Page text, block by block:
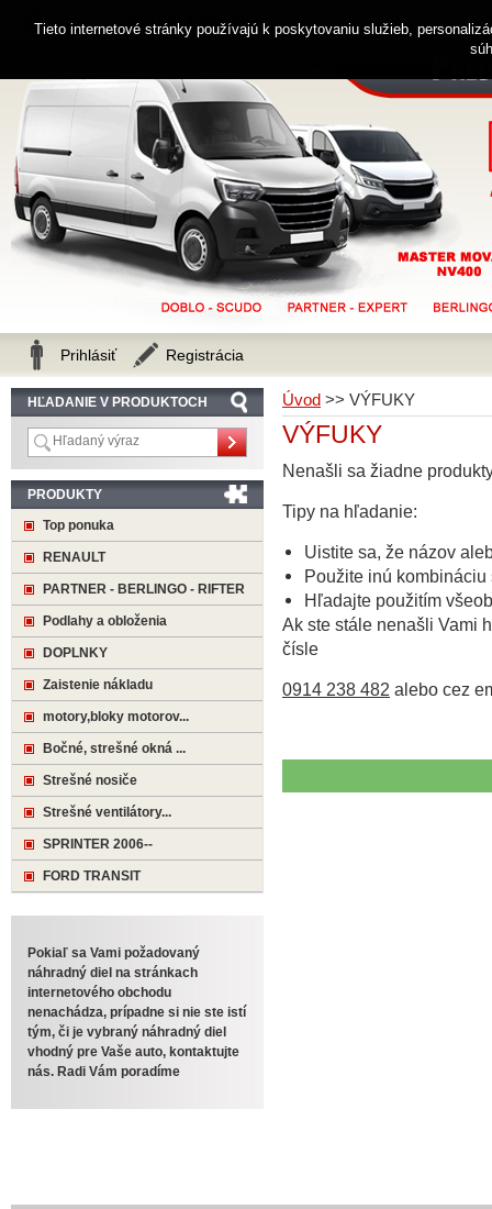
Úvod >> VÝFUKY
VÝFUKY
Nenašli sa žiadne
Tipy na hľadanie:
Uistite sa, že názov
Použite inú
Hľadajte použitím
Ak ste stále nenašli Vami
čísle
0914 238 482 alebo cez
HĽADANIE V PRODUKTOCH
PRODUKTY
Top ponuka
RENAULT
PARTNER - BERLINGO - RIFTER
Podlahy a obloženia
DOPLNKY
Zaistenie nákladu
motory,bloky motorov...
Bočné, strešné okná ...
Strešné nosiče
Strešné ventilátory...
SPRINTER 2006--
FORD TRANSIT
Pokiaľ sa Vami požadovaný
náhradný diel na stránkach
internetového obchodu
nenachádza, prípadne si nie ste istí
tým, či je vybraný náhradný diel
vhodný pre Vaše auto, kontaktujte
nás. Radi Vám poradíme
Zákaznícka linka 0914 238 482
Prihlásiť Registrácia
Tieto internetové stránky používajú k poskytovaniu služieb,